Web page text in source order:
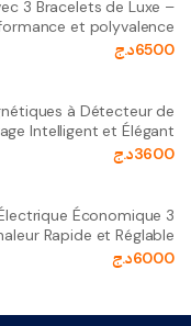
3 Bracelets de Luxe –
et polyvalence
6500د.ج
à Détecteur de
Intelligent et Élégant
3600د.ج
Économique 3
Rapide et Réglable
6000د.ج